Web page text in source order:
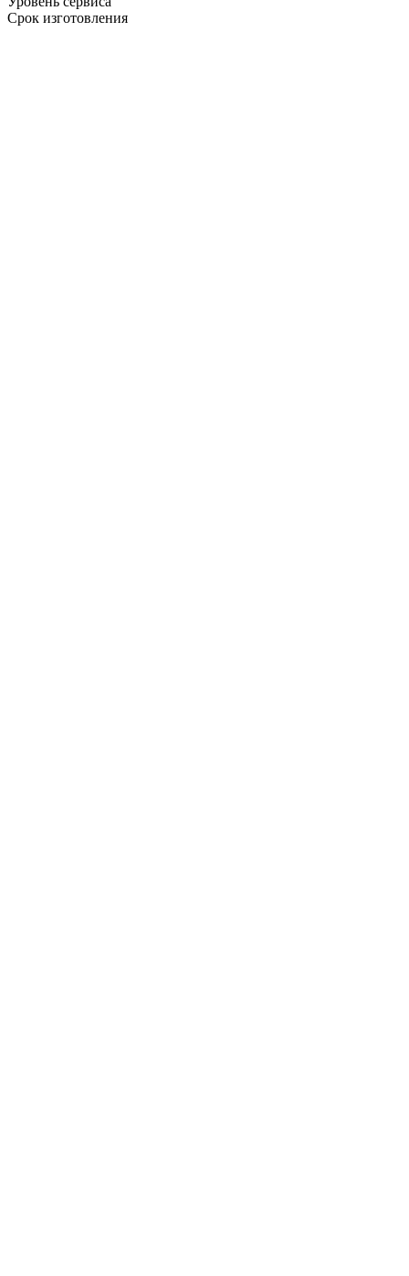
Срок изготовления